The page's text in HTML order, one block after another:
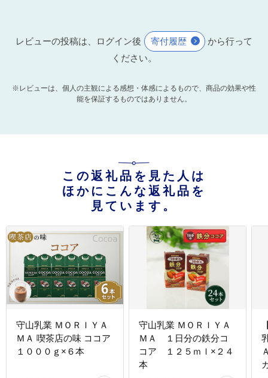
レビューの投稿は、ログイン後 寄付履歴
から行って
ください。
※レビューは、個人の主観による感想・体感によるもので、商品の効果や性
能を保証するものではありません。
この返礼品を見た人は
ほかにこんな返礼品を
見ています。
守山乳業 ＭＯＲＩＹＡ
ＭＡ 喫茶店の味 ココア
１０００ｇ×６本
守山乳業 ＭＯＲＩＹＡ
ＭＡ １日分の鉄分コ
コア １２５ｍｌ×２４
本